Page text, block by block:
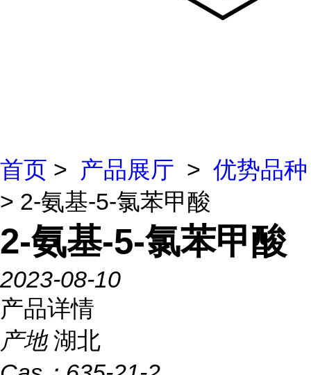
首页 > 产品展厅 > 优势品种
> 2-氨基-5-氯苯甲酸
2-氨基-5-氯苯甲酸
2023-08-10
产品详情
产地 湖北